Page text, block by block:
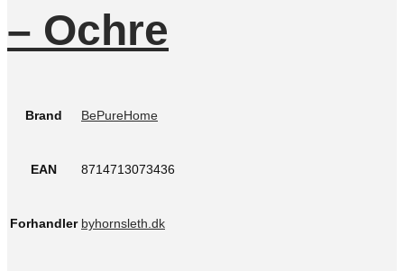
– Ochre
Brand BePureHome
EAN 8714713073436
Forhandler byhornsleth.dk